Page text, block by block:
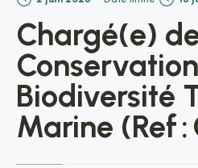
Chargé(e)
Biodiversité
Marine (Ref :